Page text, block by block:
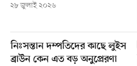
২৮ জুলাই ২০২৬
নিঃসন্তান দম্পতিদের কাছে লুইস
ব্রাউন কেন এত বড় অনুপ্রেরণা